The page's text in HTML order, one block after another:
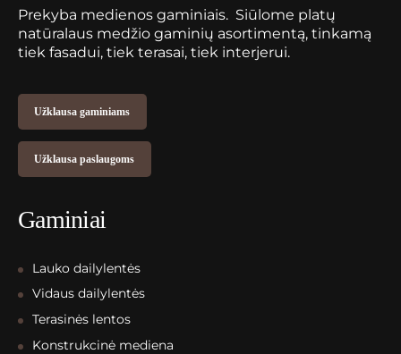
Prekyba medienos gaminiais. Siūlome platų
natūralaus medžio gaminių asortimentą, tinkamą
tiek fasadui, tiek terasai, tiek interjerui.
Užklausa gaminiams
Užklausa paslaugoms
Gaminiai
Lauko dailylentės
Vidaus dailylentės
Terasinės lentos
Konstrukcinė mediena